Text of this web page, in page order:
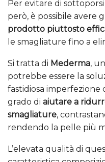
Per evitare di
però, è possibile avere
prodotto piuttosto
le smagliature fino a
Si tratta di Mederma,
potrebbe essere la
fastidiosa imperfezione
grado di aiutare a
smagliature,
rendendo la pelle più
L’elevata qualità di